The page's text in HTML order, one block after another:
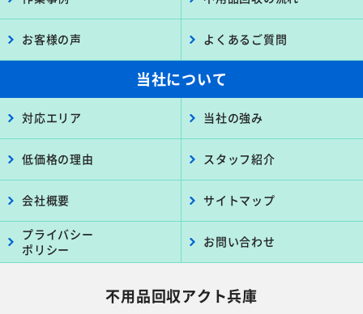
お客様の声 よくあるご質問
当社について
対応エリア 当社の強み
低価格の理由 スタッフ紹介
会社概要 サイトマップ
プライバシー
ポリシー
お問い合わせ
不用品回収アクト兵庫